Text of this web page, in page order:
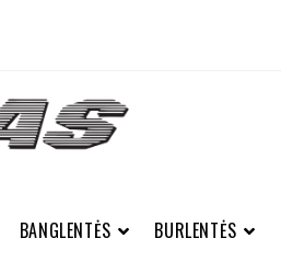
BANGLENTĖS BURLENTĖS